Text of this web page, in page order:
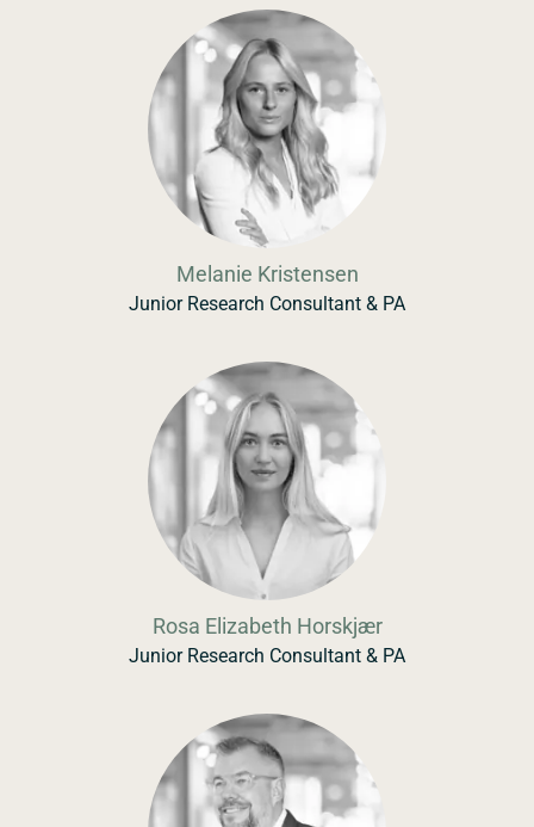
Melanie Kristensen
Junior Research Consultant & PA
Rosa Elizabeth Horskjær
Junior Research Consultant & PA